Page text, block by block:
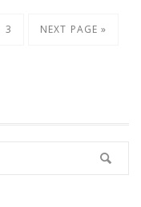
PAGE
3
GO
NEXT PAGE »